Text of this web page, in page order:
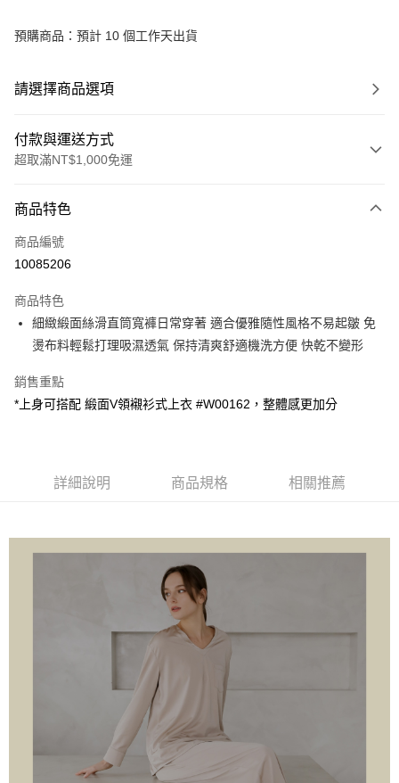
預購商品：預計 10 個工作天出貨
請選擇商品選項
付款與運送方式
超取滿NT$1,000免運
信用卡一次付款
超商取貨付款
Apple Pay
悠遊付
Google Pay
全家取貨付款
每筆NT$60，滿NT$1,000(含以上)免運費
每筆NT$60，滿NT$1,000(含以上)免運費
每筆NT$60，滿NT$1,000(含以上)免運費
每筆NT$120，滿NT$1,000(含以上)免運費
商品特色
商品編號
10085206
商品特色
細緻緞面絲滑直筒寬褲日常穿著 適合優雅隨性風格不易起皺 免
燙布料輕鬆打理吸濕透氣 保持清爽舒適機洗方便 快乾不變形
銷售重點
*上身可搭配 緞面V領襯衫式上衣 #W00162，整體感更加分
詳細說明 商品規格 相關推薦